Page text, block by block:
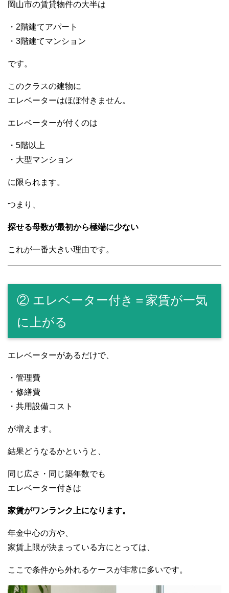
岡山市の賃貸物件の大半は
・2階建てアパート
・3階建てマンション
です。
このクラスの建物に
エレベーターはほぼ付きません。
エレベーターが付くのは
・5階以上
・大型マンション
に限られます。
つまり、
探せる母数が最初から極端に少ない
これが一番大きい理由です。
② エレベーター付き＝家賃が一気
に上がる
エレベーターがあるだけで、
・管理費
・修繕費
・共用設備コスト
が増えます。
結果どうなるかというと、
同じ広さ・同じ築年数でも
エレベーター付きは
家賃がワンランク上になります。
年金中心の方や、
家賃上限が決まっている方にとっては、
ここで条件から外れるケースが非常に多いです。